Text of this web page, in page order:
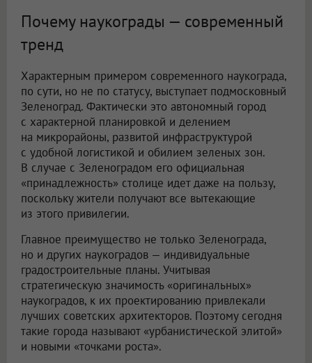
Почему наукограды — современный
тренд
Характерным примером современного наукограда,
по сути, но не по статусу, выступает подмосковный
Зеленоград. Фактически это автономный город
с характерной планировкой и делением
на микрорайоны, развитой инфраструктурой
с удобной логистикой и обилием зеленых зон.
В случае с Зеленоградом его официальная
«принадлежность» столице идет даже на пользу,
поскольку жители получают все вытекающие
из этого привилегии.
Главное преимущество не только Зеленограда,
но и других наукоградов — индивидуальные
градостроительные планы. Учитывая
стратегическую значимость «оригинальных»
наукоградов, к их проектированию привлекали
лучших советских архитекторов. Поэтому сегодня
такие города называют «урбанистической элитой»
и новыми «точками роста».